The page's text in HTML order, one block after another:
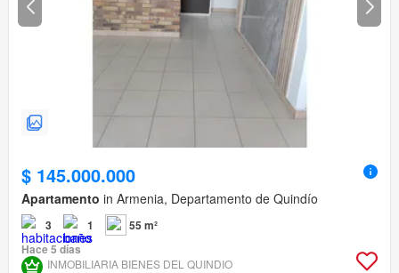
$ 145.000.000
Apartamento in Armenia, Departamento de Quindío
3 1
55 m²
Hace 5 días
INMOBILIARIA BIENES DEL QUINDIO